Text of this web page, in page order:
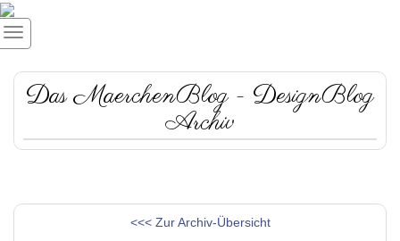
Das MaerchenBlog - DesignBlog
Archiv
<<< Zur Archiv-Übersicht